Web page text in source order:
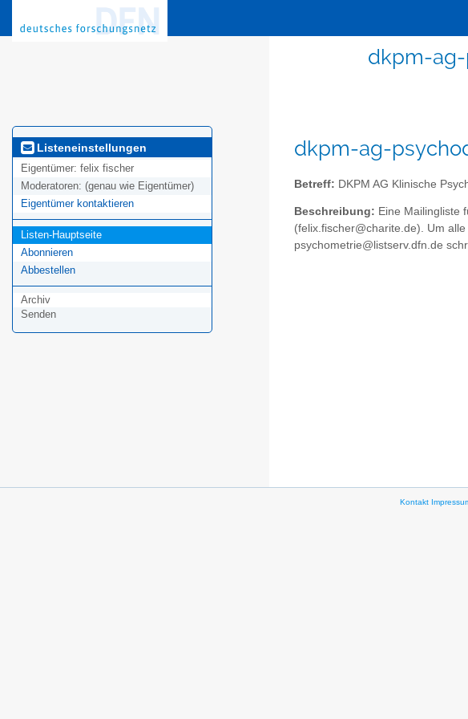
dkpm-ag-
Listeneinstellungen
Eigentümer: felix fischer
Moderatoren: (genau wie Eigentümer)
Eigentümer kontaktieren
Listen-Hauptseite
Abonnieren
Abbestellen
Archiv
Senden
dkpm-ag-
Betreff: DKPM AG Klinische
Beschreibung: Eine Mailingliste
(felix.fischer@charite.de). Um
psychometrie@listserv.dfn.de
Kontakt